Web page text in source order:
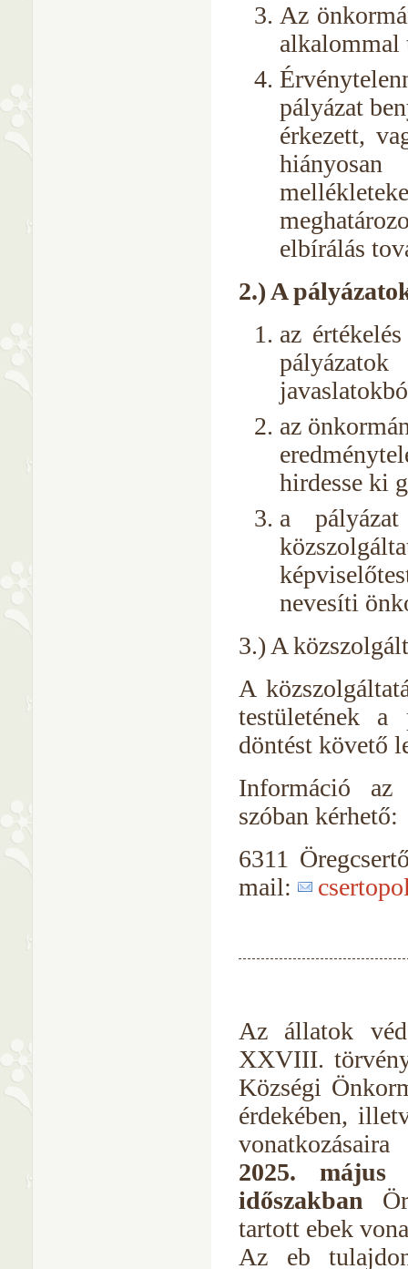
Az
alkalommal
pályázat
érkezett,
elbírálás
2.) A
az
az
hirdesse ki
a
nevesíti
3.) A
A
testületének a
döntést követő
Információ az
szóban kérhető:
6311
mail:
Az állatok
XXVIII.
Községi
érdekében,
2025.
időszakban
tartott ebek
Az eb